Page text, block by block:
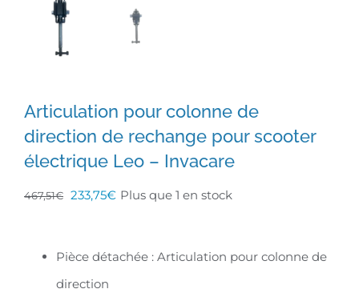
Articulation pour colonne de
direction de rechange pour scooter
électrique Leo – Invacare
467,51€ Le
initial
était :
233,75€Le
actuel
Plus que 1 en stock
Pièce détachée : Articulation pour colonne de
direction